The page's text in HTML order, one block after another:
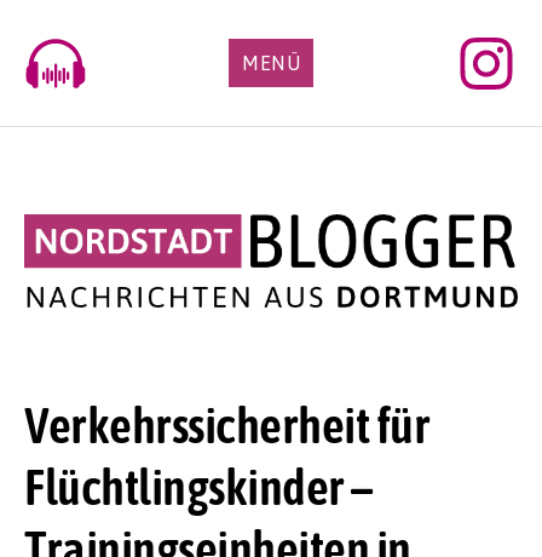
content
MENÜ
Verkehrssicherheit für
Flüchtlingskinder –